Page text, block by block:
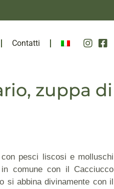
Contatti
zuppa di
pesci liscosi e molluschi
comune con il Cacciucco
si abbina divinamente con il